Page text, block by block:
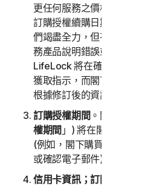
更任何服務之價格的權利。任
訂購授權續購日期生效，我們
們竭盡全力，但有時網站上可
務產品說明錯誤或不準確的情
LifeLock 將在確認閣下的訂購
獲取指示，而閣下可以選擇 (i)
根據修訂後的資訊繼續使用訂
訂購授權期間 。閣下的訂購授
權期間 」) 將在閣下的購買或
(例如，閣下購買我們的服務訂
或確認電子郵件) 中註明。
信用卡資訊；訂閱購買驗收